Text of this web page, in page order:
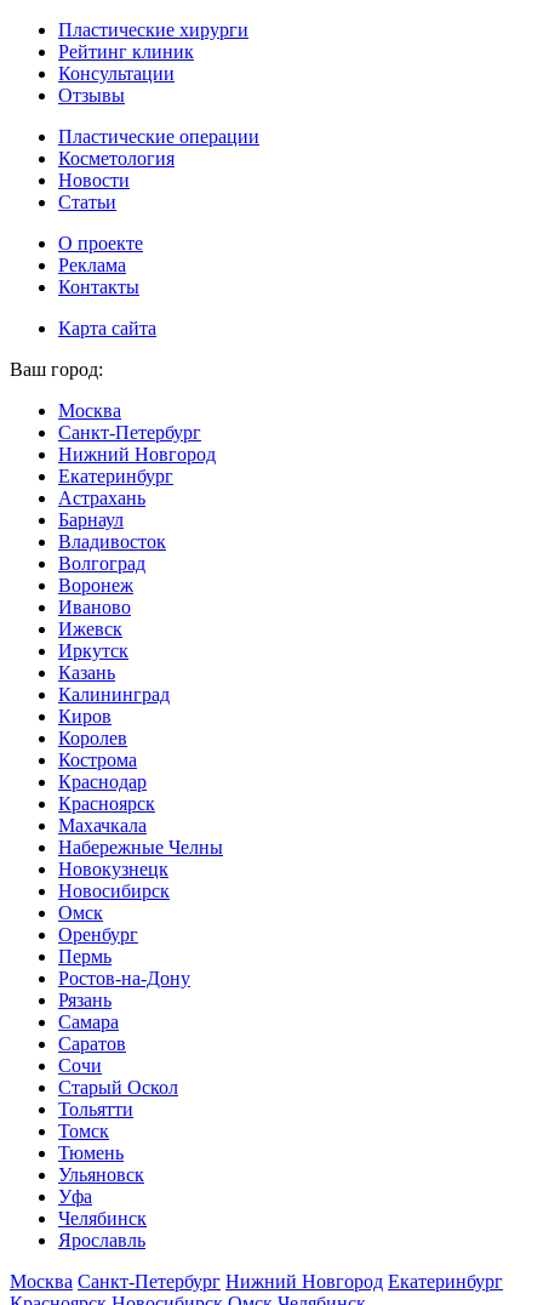
Пластические хирурги
Рейтинг клиник
Консультации
Отзывы
Пластические операции
Косметология
Новости
Статьи
О проекте
Реклама
Контакты
Карта сайта
Ваш город:
Москва
Санкт-Петербург
Нижний Новгород
Екатеринбург
Астрахань
Барнаул
Владивосток
Волгоград
Воронеж
Иваново
Ижевск
Иркутск
Казань
Калининград
Киров
Королев
Кострома
Краснодар
Красноярск
Махачкала
Набережные Челны
Новокузнецк
Новосибирск
Омск
Оренбург
Пермь
Ростов-на-Дону
Рязань
Самара
Саратов
Сочи
Старый Оскол
Тольятти
Томск
Тюмень
Ульяновск
Уфа
Челябинск
Ярославль
Москва Санкт-Петербург Нижний Новгород Екатеринбург